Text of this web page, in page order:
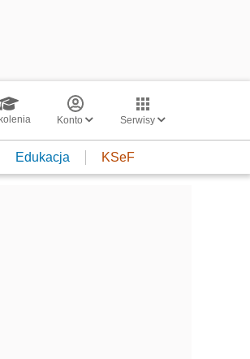
Konto Serwisy
Edukacja KSeF